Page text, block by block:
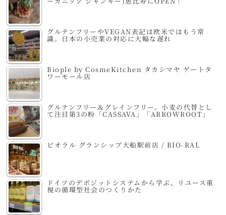
グルテンフリーやVEGAN表記は欧米ではもう常
識。日本の小売業の対応に大幅な遅れ
Biople by CosmeKitchen タカシマヤ ゲートタ
ワーモール店
グルテンフリー＆グレインフリー。小麦の代替とし
て注目第3の粉「CASSAVA」「ARROWROOT」
ビオラル グランシップ大船駅前店 / BIO-RAL
ドイツのデポジットシステムから学ぶ、リユース重
視の循環型社会のつくりかた